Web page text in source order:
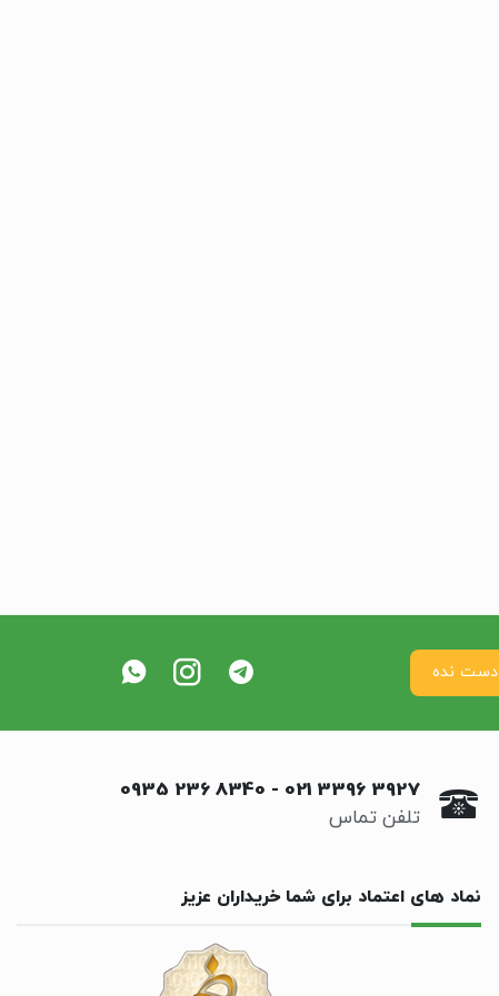
021 3396 3927
-
0935 236 8340
تلفن تماس
نماد های اعتماد برای شما خریداران عزیز